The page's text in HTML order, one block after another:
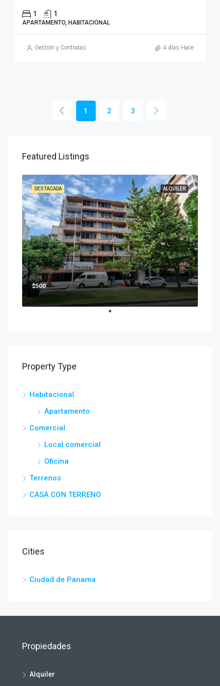
1 1
APARTAMENTO, HABITACIONAL
Gestión y Contratas 4 días Hace
1 2 3
Featured Listings
ALQUILER
DESTACADA
$500
Property Type
Habitacional
Apartamento
Comercial
Local comercial
Oficina
Terrenos
CASA CON TERRENO
Cities
Ciudad de Panama
Propiedades
Alquiler